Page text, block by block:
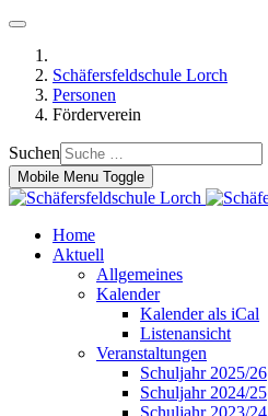
Schäfersfeldschule Lorch
Personen
Förderverein
Suchen
Mobile Menu Toggle
Home
Aktuell
Allgemeines
Kalender
Kalender als iCal
Listenansicht
Veranstaltungen
Schuljahr 2025/26
Schuljahr 2024/25
Schuljahr 2023/24